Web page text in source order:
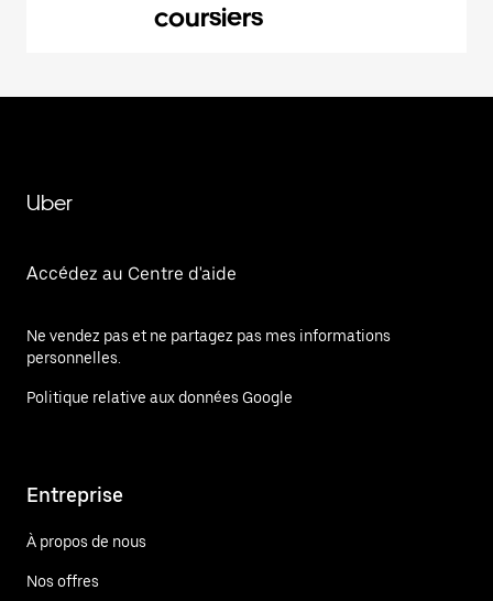
coursiers
Uber
Accédez au Centre d'aide
Ne vendez pas et ne partagez pas mes informations
personnelles.
Politique relative aux données Google
Entreprise
À propos de nous
Nos offres